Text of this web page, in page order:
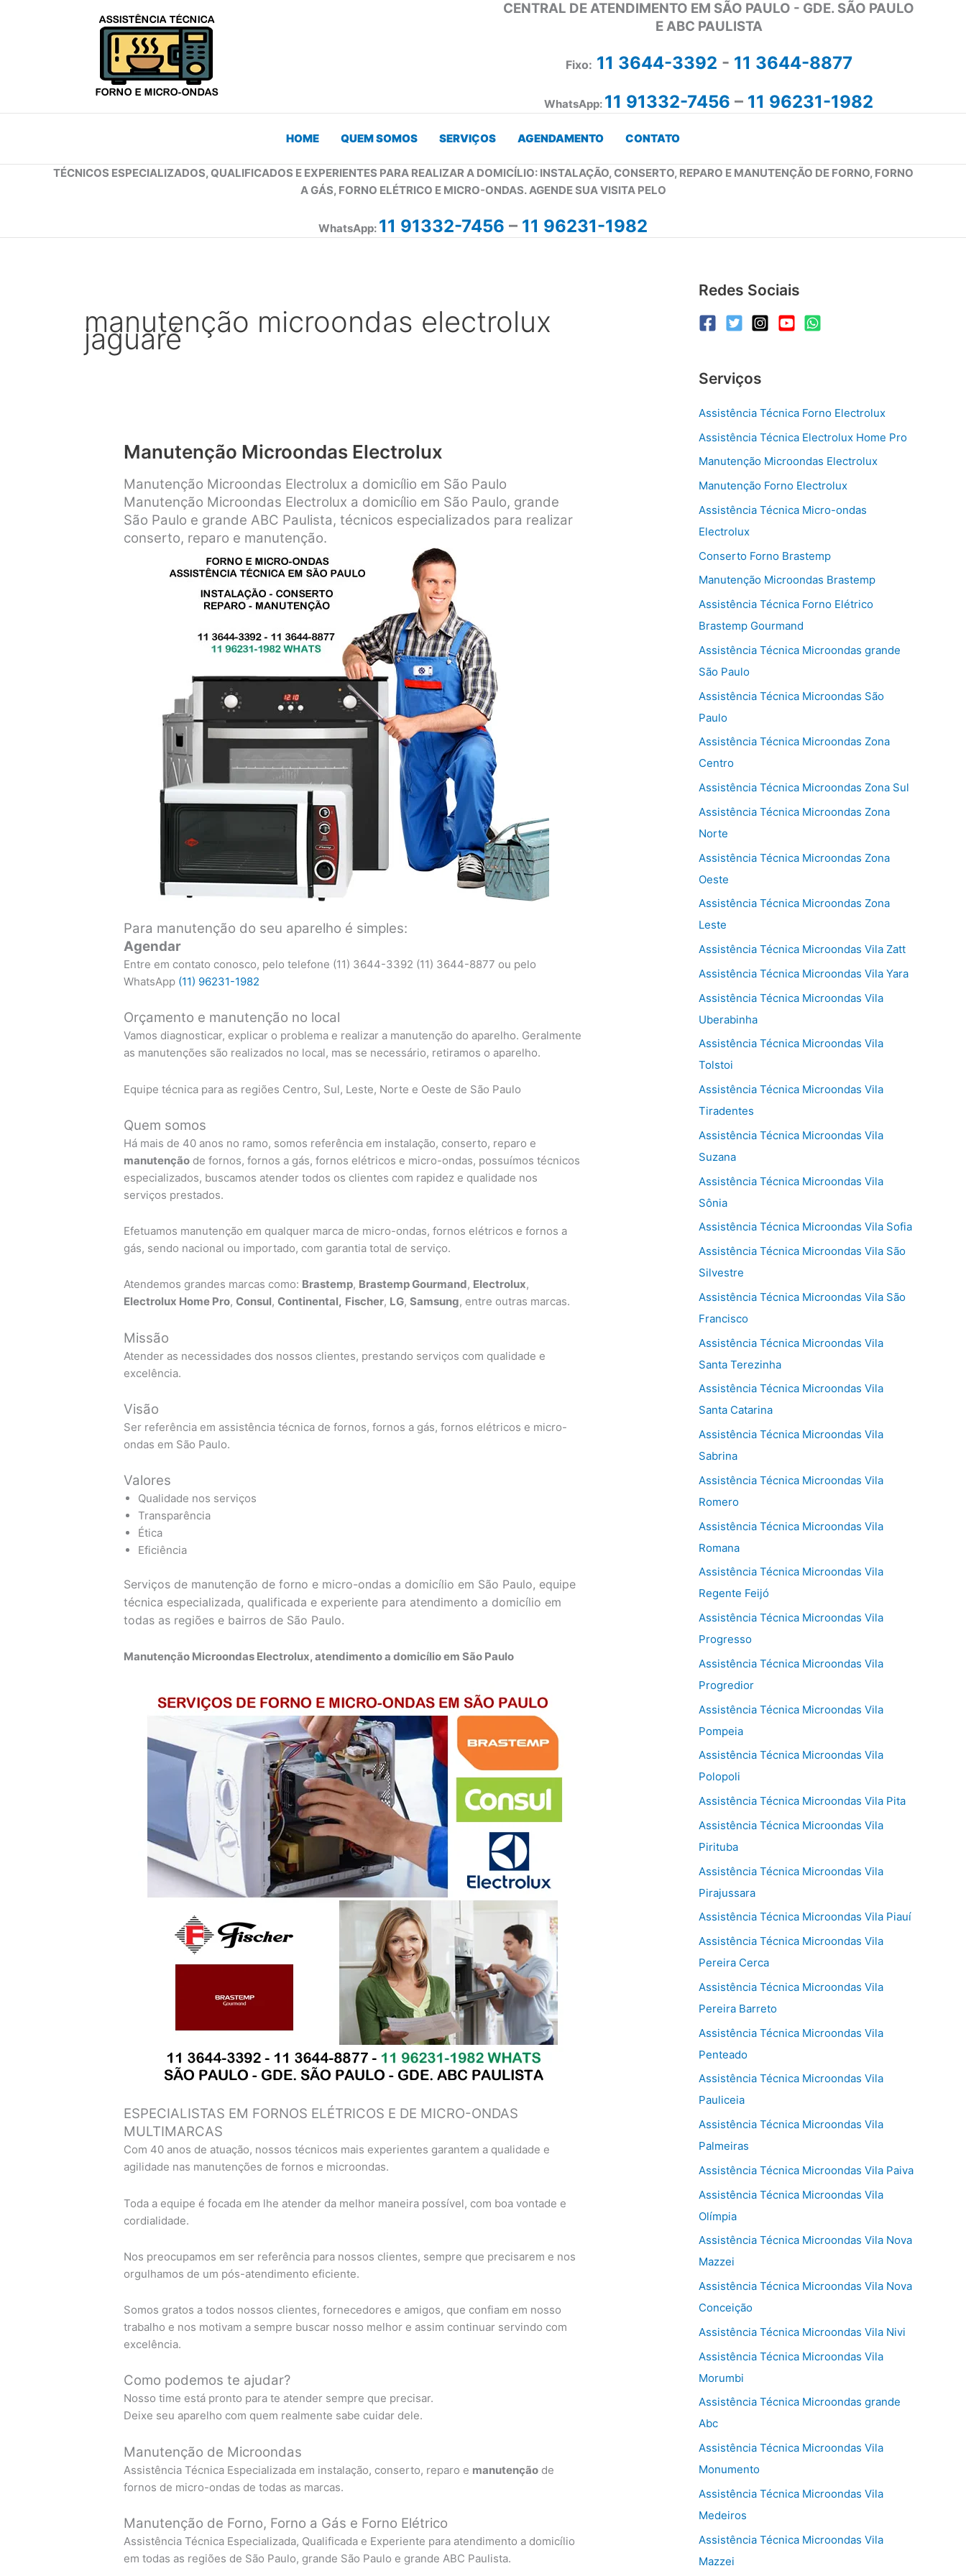
CENTRAL DE ATENDIMENTO EM SÃO PAULO - GDE. SÃO PAULO
E ABC PAULISTA
Fixo: 11 3644-3392 - 11 3644-8877
WhatsApp: 11 91332-7456 – 11 96231-1982
HOME QUEM SOMOS SERVIÇOS AGENDAMENTO CONTATO
TÉCNICOS ESPECIALIZADOS, QUALIFICADOS E EXPERIENTES PARA REALIZAR A DOMICÍLIO: INSTALAÇÃO, CONSERTO, REPARO E MANUTENÇÃO DE FORNO, FORNO
A GÁS, FORNO ELÉTRICO E MICRO-ONDAS. AGENDE SUA VISITA PELO
WhatsApp: 11 91332-7456 – 11 96231-1982
manutenção microondas electrolux
jaguaré
Manutenção Microondas Electrolux
Manutenção Microondas Electrolux a domicílio em São Paulo
Manutenção Microondas Electrolux a domicílio em São Paulo, grande
São Paulo e grande ABC Paulista, técnicos especializados para realizar
conserto, reparo e manutenção.
Para manutenção do seu aparelho é simples:
Agendar
Entre em contato conosco, pelo telefone (11) 3644-3392 (11) 3644-8877 ou pelo
WhatsApp (11) 96231-1982
Orçamento e manutenção no local
Vamos diagnosticar, explicar o problema e realizar a manutenção do aparelho. Geralmente
as manutenções são realizados no local, mas se necessário, retiramos o aparelho.
Equipe técnica para as regiões Centro, Sul, Leste, Norte e Oeste de São Paulo
Quem somos
Há mais de 40 anos no ramo, somos referência em instalação, conserto, reparo e
manutenção de fornos, fornos a gás, fornos elétricos e micro-ondas, possuímos técnicos
especializados, buscamos atender todos os clientes com rapidez e qualidade nos
serviços prestados.
Efetuamos manutenção em qualquer marca de micro-ondas, fornos elétricos e fornos a
gás, sendo nacional ou importado, com garantia total de serviço.
Atendemos grandes marcas como: Brastemp, Brastemp Gourmand, Electrolux,
Electrolux Home Pro,Consul,Continental, Fischer, LG,Samsung, entre outras marcas.
Missão
Atender as necessidades dos nossos clientes, prestando serviços com qualidade e
excelência.
Visão
Ser referência em assistência técnica de fornos, fornos a gás, fornos elétricos e micro-
ondas em São Paulo.
Valores
Qualidade nos serviços
Transparência
Ética
Eficiência
Serviços de manutenção de forno e micro-ondas a domicílio em São Paulo, equipe
técnica especializada, qualificada e experiente para atendimento a domicílio em
todas as regiões e bairros de São Paulo.
Manutenção Microondas Electrolux, atendimento a domicílio em São Paulo
ESPECIALISTAS EM FORNOS ELÉTRICOS E DE MICRO-ONDAS
MULTIMARCAS
Com 40 anos de atuação, nossos técnicos mais experientes garantem a qualidade e
agilidade nas manutenções de fornos e microondas.
Toda a equipe é focada em lhe atender da melhor maneira possível, com boa vontade e
cordialidade.
Nos preocupamos em ser referência para nossos clientes, sempre que precisarem e nos
orgulhamos de um pós-atendimento eficiente.
Somos gratos a todos nossos clientes, fornecedores e amigos, que confiam em nosso
trabalho e nos motivam a sempre buscar nosso melhor e assim continuar servindo com
excelência.
Como podemos te ajudar?
Nosso time está pronto para te atender sempre que precisar.
Deixe seu aparelho com quem realmente sabe cuidar dele.
Manutenção de Microondas
Assistência Técnica Especializada em instalação, conserto, reparo e manutenção de
fornos de micro-ondas de todas as marcas.
Manutenção de Forno, Forno a Gás e Forno Elétrico
Assistência Técnica Especializada, Qualificada e Experiente para atendimento a domicílio
em todas as regiões de São Paulo, grande São Paulo e grande ABC Paulista.
Redes Sociais
Serviços
Assistência Técnica Forno Electrolux
Assistência Técnica Electrolux Home Pro
Manutenção Microondas Electrolux
Manutenção Forno Electrolux
Assistência Técnica Micro-ondas
Electrolux
Conserto Forno Brastemp
Manutenção Microondas Brastemp
Assistência Técnica Forno Elétrico
Brastemp Gourmand
Assistência Técnica Microondas grande
São Paulo
Assistência Técnica Microondas São
Paulo
Assistência Técnica Microondas Zona
Centro
Assistência Técnica Microondas Zona Sul
Assistência Técnica Microondas Zona
Norte
Assistência Técnica Microondas Zona
Oeste
Assistência Técnica Microondas Zona
Leste
Assistência Técnica Microondas Vila Zatt
Assistência Técnica Microondas Vila Yara
Assistência Técnica Microondas Vila
Uberabinha
Assistência Técnica Microondas Vila
Tolstoi
Assistência Técnica Microondas Vila
Tiradentes
Assistência Técnica Microondas Vila
Suzana
Assistência Técnica Microondas Vila
Sônia
Assistência Técnica Microondas Vila Sofia
Assistência Técnica Microondas Vila São
Silvestre
Assistência Técnica Microondas Vila São
Francisco
Assistência Técnica Microondas Vila
Santa Terezinha
Assistência Técnica Microondas Vila
Santa Catarina
Assistência Técnica Microondas Vila
Sabrina
Assistência Técnica Microondas Vila
Romero
Assistência Técnica Microondas Vila
Romana
Assistência Técnica Microondas Vila
Regente Feijó
Assistência Técnica Microondas Vila
Progresso
Assistência Técnica Microondas Vila
Progredior
Assistência Técnica Microondas Vila
Pompeia
Assistência Técnica Microondas Vila
Polopoli
Assistência Técnica Microondas Vila Pita
Assistência Técnica Microondas Vila
Pirituba
Assistência Técnica Microondas Vila
Pirajussara
Assistência Técnica Microondas Vila Piauí
Assistência Técnica Microondas Vila
Pereira Cerca
Assistência Técnica Microondas Vila
Pereira Barreto
Assistência Técnica Microondas Vila
Penteado
Assistência Técnica Microondas Vila
Pauliceia
Assistência Técnica Microondas Vila
Palmeiras
Assistência Técnica Microondas Vila Paiva
Assistência Técnica Microondas Vila
Olímpia
Assistência Técnica Microondas Vila Nova
Mazzei
Assistência Técnica Microondas Vila Nova
Conceição
Assistência Técnica Microondas Vila Nivi
Assistência Técnica Microondas Vila
Morumbi
Assistência Técnica Microondas grande
Abc
Assistência Técnica Microondas Vila
Monumento
Assistência Técnica Microondas Vila
Medeiros
Assistência Técnica Microondas Vila
Mazzei